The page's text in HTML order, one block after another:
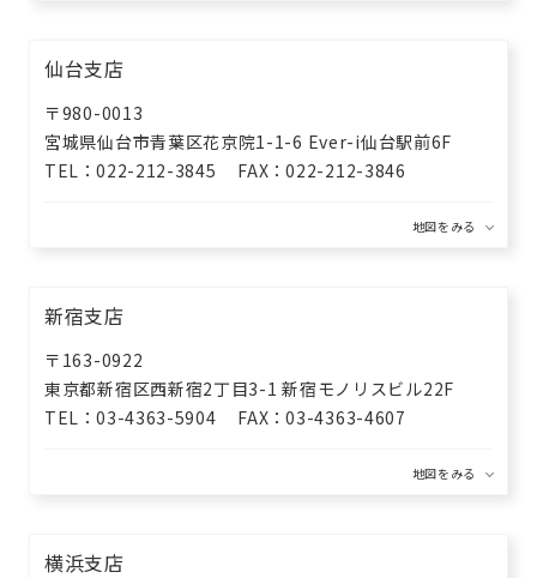
仙台支店
〒980-0013
宮城県仙台市青葉区花京院1-1-6 Ever-i仙台駅前6F
TEL
022-212-3845 FAX 022-212-3846
新宿支店
〒163-0922
東京都新宿区西新宿2丁目3-1新宿モノリスビル22F
TEL
03-4363-5904 FAX 03-4363-4607
横浜支店